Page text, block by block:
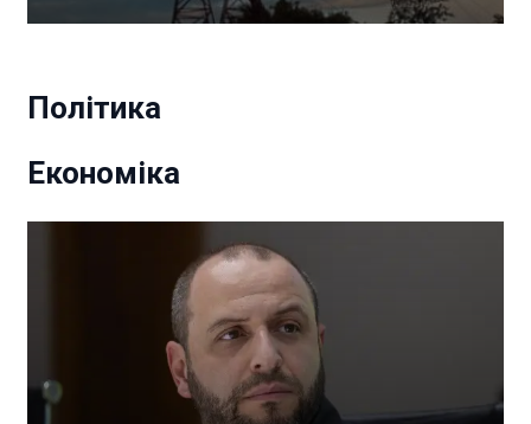
Політика
Економіка